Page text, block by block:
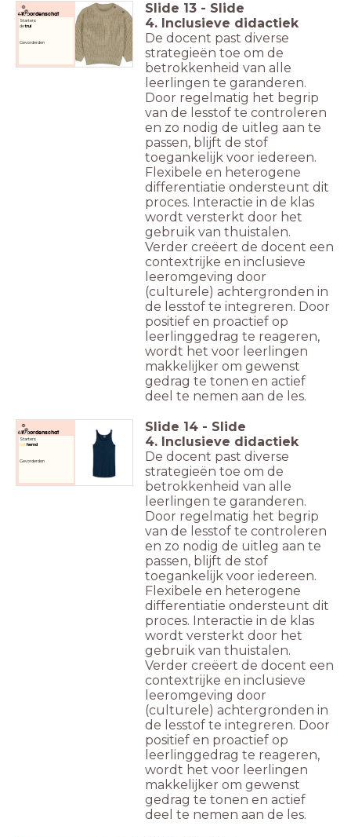
Woordenschat
Starters:
detrui
Gevorderden
Slide 13 - Slide
4. Inclusieve didactiek
De docent past diverse
strategieën toe om de
betrokkenheid van alle
leerlingen te garanderen.
Door regelmatig het begrip
van de lesstof te controleren
en zo nodig de uitleg aan te
passen, blijft de stof
toegankelijk voor iedereen.
Flexibele en heterogene
differentiatie ondersteunt dit
proces. Interactie in de klas
wordt versterkt door het
gebruik van thuistalen.
Verder creëert de docent een
contextrijke en inclusieve
leeromgeving door
(culturele) achtergronden in
de lesstof te integreren. Door
positief en proactief op
leerlinggedrag te reageren,
wordt het voor leerlingen
makkelijker om gewenst
gedrag te tonen en actief
deel te nemen aan de les.
Woordenschat
Starters:
hethemd
Gevorderden
Slide 14 - Slide
4. Inclusieve didactiek
De docent past diverse
strategieën toe om de
betrokkenheid van alle
leerlingen te garanderen.
Door regelmatig het begrip
van de lesstof te controleren
en zo nodig de uitleg aan te
passen, blijft de stof
toegankelijk voor iedereen.
Flexibele en heterogene
differentiatie ondersteunt dit
proces. Interactie in de klas
wordt versterkt door het
gebruik van thuistalen.
Verder creëert de docent een
contextrijke en inclusieve
leeromgeving door
(culturele) achtergronden in
de lesstof te integreren. Door
positief en proactief op
leerlinggedrag te reageren,
wordt het voor leerlingen
makkelijker om gewenst
gedrag te tonen en actief
deel te nemen aan de les.